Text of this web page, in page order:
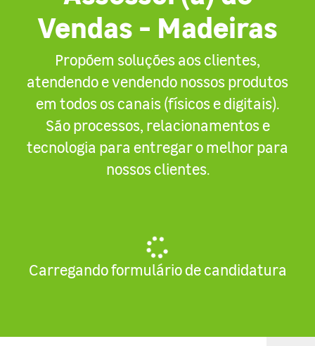
Vendas - Madeiras
Propõem soluções aos clientes,
atendendo e vendendo nossos produtos
em todos os canais (físicos e digitais).
São processos, relacionamentos e
tecnologia para entregar o melhor para
nossos clientes.
Carregando formulário de candidatura